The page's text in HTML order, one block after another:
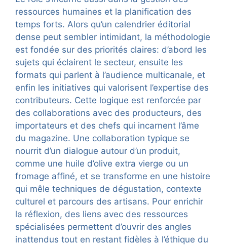
ressources humaines et la planification des
temps forts. Alors qu’un calendrier éditorial
dense peut sembler intimidant, la méthodologie
est fondée sur des priorités claires: d’abord les
sujets qui éclairent le secteur, ensuite les
formats qui parlent à l’audience multicanale, et
enfin les initiatives qui valorisent l’expertise des
contributeurs. Cette logique est renforcée par
des collaborations avec des producteurs, des
importateurs et des chefs qui incarnent l’âme
du magazine. Une collaboration typique se
nourrit d’un dialogue autour d’un produit,
comme une huile d’olive extra vierge ou un
fromage affiné, et se transforme en une histoire
qui mêle techniques de dégustation, contexte
culturel et parcours des artisans. Pour enrichir
la réflexion, des liens avec des ressources
spécialisées permettent d’ouvrir des angles
inattendus tout en restant fidèles à l’éthique du